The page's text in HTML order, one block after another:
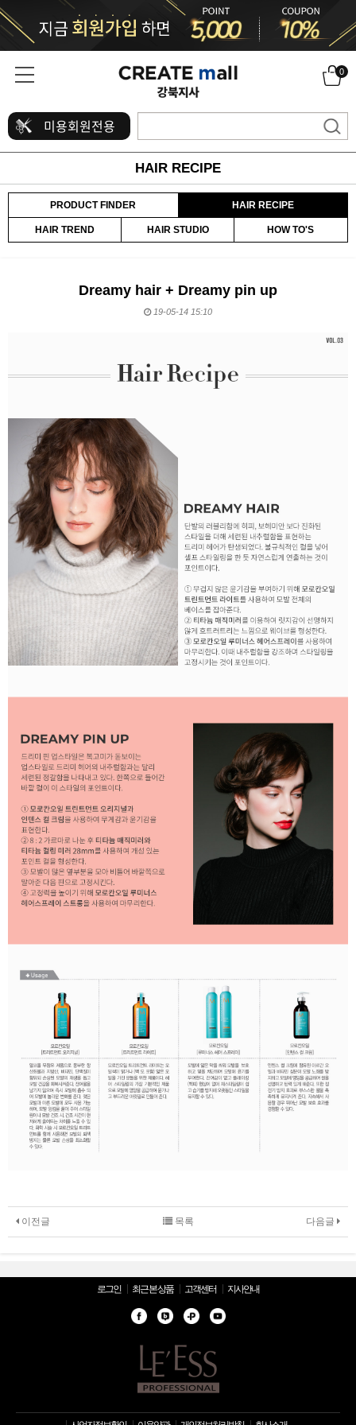
0
미용회원전용
HAIR RECIPE
PRODUCT FINDER HAIR RECIPE
HAIR TREND HAIR STUDIO HOW TO'S
Dreamy hair + Dreamy pin up
19-05-14 15:10
이전글 다음글
목록
로그인 최근 본 상품 고객센터 지사안내